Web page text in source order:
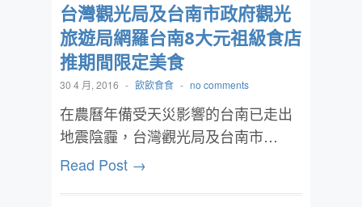
台灣觀光局及台南市政府觀光
旅遊局網羅台南8大元祖級食店
推期間限定美食
30 4 月, 2016 - 飲飲食食 - no comments
在農曆年備受天災影響的台南已走出
地震陰霾，台灣觀光局及台南市…
Read Post →